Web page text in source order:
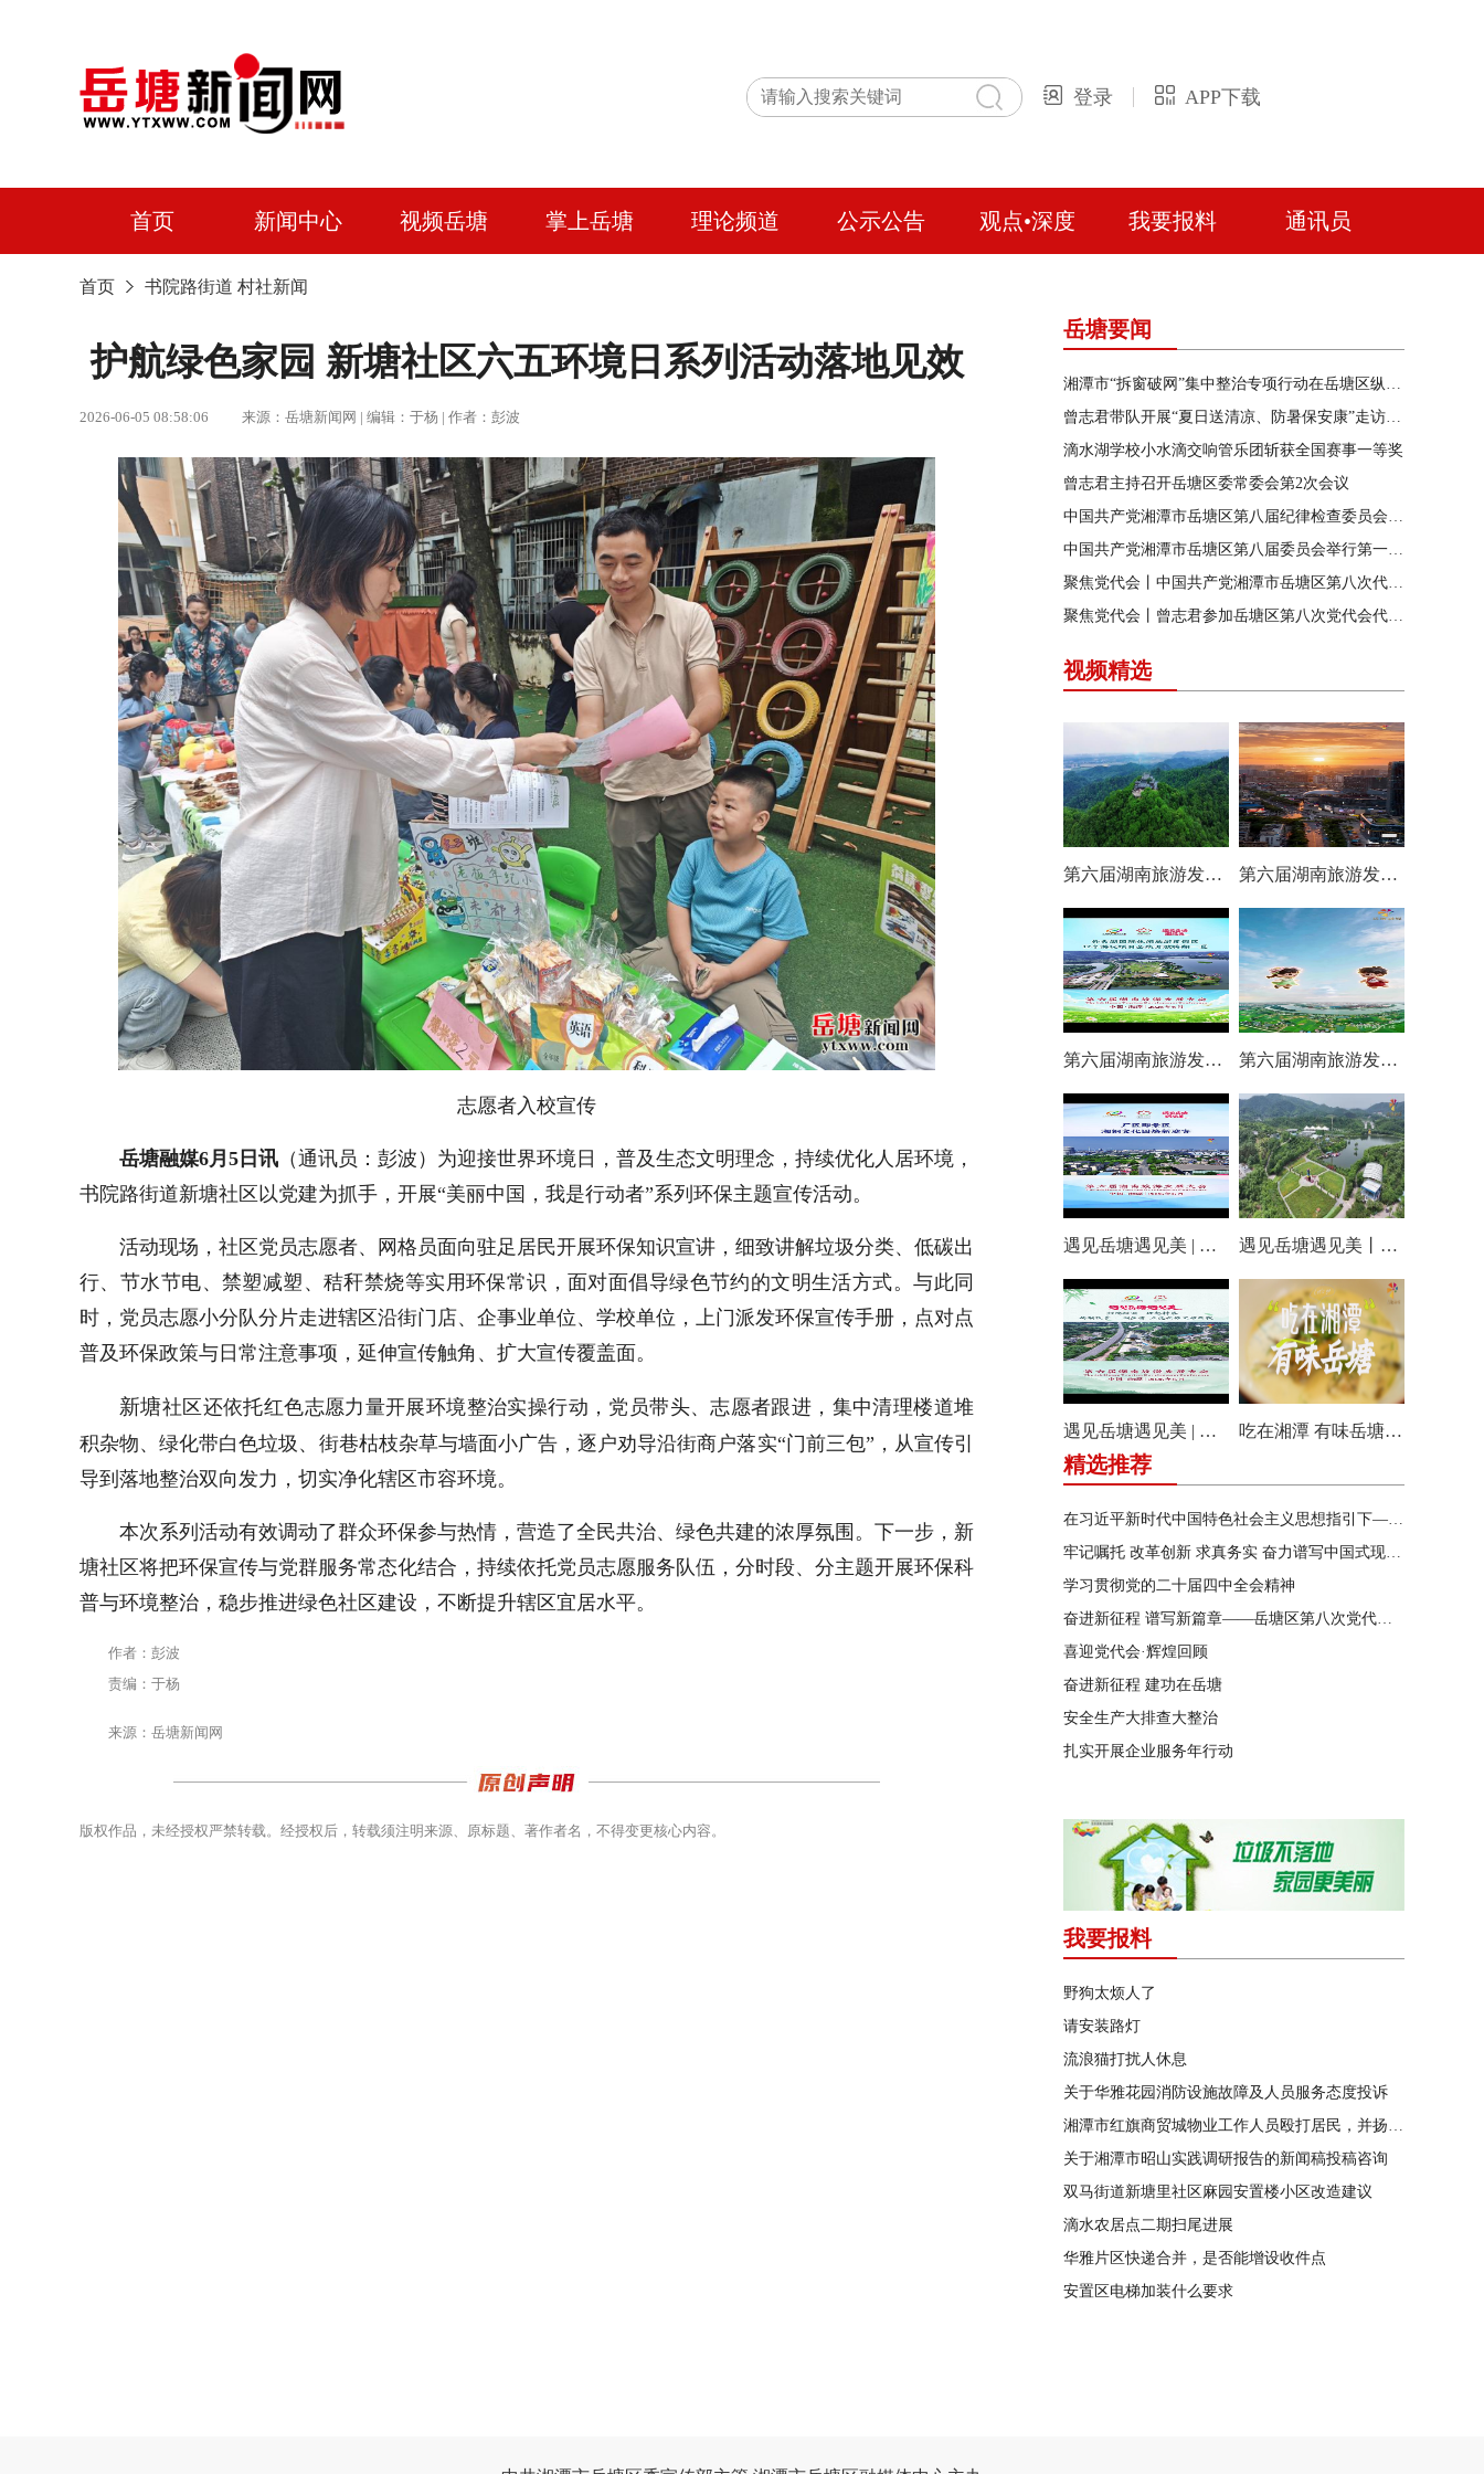
登录 APP下载
首页 新闻中心 视频岳塘 掌上岳塘 理论频道 公示公告 观点•深度 我要报料 通讯员
首页 书院路街道 村社新闻
护航绿色家园 新塘社区六五环境日系列活动落地见效
2026-06-05 08:58:06 来源：岳塘新闻网 | 编辑：于杨 | 作者：彭波
志愿者入校宣传
岳塘融媒6月 5 日讯 （通讯员：彭波）为迎接世界环境日，普及生态文明理念，持续优化人居环境，
书院路街道新塘社区以党建为抓手，开展“美丽中国，我是行动者”系列环保主题宣传活动。
活动现场，社区党员志愿者、网格员面向驻足居民开展环保知识宣讲，细致讲解垃圾分类、低碳出
行、节水节电、禁塑减塑、秸秆禁烧等实用环保常识，面对面倡导绿色节约的文明生活方式。与此同
时，党员志愿小分队分片走进辖区沿街门店、企事业单位、学校单位，上门派发环保宣传手册，点对点
普及环保政策与日常注意事项，延伸宣传触角、扩大宣传覆盖面。
新塘社区还依托红色志愿力量开展环境整治实操行动，党员带头、志愿者跟进，集中清理楼道堆
积杂物、绿化带白色垃圾、街巷枯枝杂草与墙面小广告，逐户劝导沿街商户落实“门前三包”，从宣传引
导到落地整治双向发力，切实净化辖区市容环境。
本次系列活动有效调动了群众环保参与热情，营造了全民共治、绿色共建的浓厚氛围。下一步，新
塘社区将把环保宣传与党群服务常态化结合，持续依托党员志愿服务队伍，分时段、分主题开展环保科
普与环境整治，稳步推进绿色社区建设，不断提升辖区宜居水平。
作者：彭波
责编：于杨
来源：岳塘新闻网
版权作品，未经授权严禁转载。经授权后，转载须注明来源、原标题、著作者名，不得变更核心内容。
岳塘要闻
湘潭市“拆窗破网”集中整治专项行动在岳塘区纵深推进
曾志君带队开展“夏日送清凉、防暑保安康”走访慰问
滴水湖学校小水滴交响管乐团斩获全国赛事一等奖
曾志君主持召开岳塘区委常委会第2次会议
中国共产党湘潭市岳塘区第八届纪律检查委员会召开第一次全体会议
中国共产党湘潭市岳塘区第八届委员会举行第一次全体（扩大）会议
聚焦党代会丨中国共产党湘潭市岳塘区第八次代表大会胜利闭幕
聚焦党代会丨曾志君参加岳塘区第八次党代会代表团分团讨论
视频精选
第六届湖南旅游发展大会丨岳塘区：一村一景 一步一趣 第六届湖南旅游发展大会丨阿莲潭宝带你云游岳塘（二）
第六届湖南旅游发展大会丨仰天湖国际休闲旅游度假区17个游玩项目全线开放嗨翻一夏 第六届湖南旅游发展大会丨阿莲潭宝带你云游岳塘
遇见岳塘遇见美 | 厂区即景区，湘钢文化园焕新迎客！ 遇见岳塘遇见美丨盘龙大观园提质焕新迎八方客
遇见岳塘遇见美 | 归隐松涧·理想村落：两期筑景 一涧生香 点亮岳塘文旅新貌 吃在湘潭 有味岳塘丨云盘山下：匠心守本味 小院忆乡愁
精选推荐
在习近平新时代中国特色社会主义思想指引下——新时代 新作为 新篇章
牢记嘱托 改革创新 求真务实 奋力谱写中国式现代化湖南篇章
学习贯彻党的二十届四中全会精神
奋进新征程 谱写新篇章——岳塘区第八次党代会特别报道
喜迎党代会·辉煌回顾
奋进新征程 建功在岳塘
安全生产大排查大整治
扎实开展企业服务年行动
我要报料
野狗太烦人了
请安装路灯
流浪猫打扰人休息
关于华雅花园消防设施故障及人员服务态度投诉
湘潭市红旗商贸城物业工作人员殴打居民，并扬言恐吓“我打死你有冯友根负责”
关于湘潭市昭山实践调研报告的新闻稿投稿咨询
双马街道新塘里社区麻园安置楼小区改造建议
滴水农居点二期扫尾进展
华雅片区快递合并，是否能增设收件点
安置区电梯加装什么要求